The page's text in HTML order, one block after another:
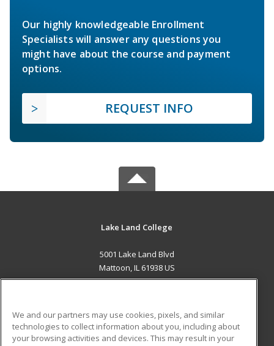
Our highly knowledgeable Enrollment
Specialists will answer any questions you
might have about the course and payment
options.
REQUEST INFO
Lake Land College
5001 Lake Land Blvd
Mattoon, IL 61938 US
ADDITIONAL RESOURCES
We and our partners may use cookies, pixels, and similar
technologies to collect information about you, including about
your browsing activities and devices. This may result in your